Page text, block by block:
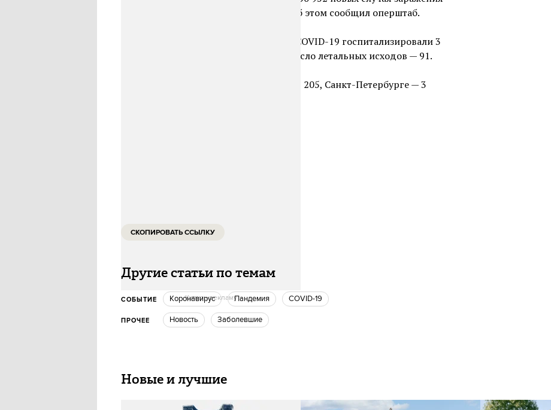
Купить рекламу
коронавирусом впервые с 11 марта. Об этом сообщил оперштаб.
По данным на пятницу, 2 сентября, с COVID-19 госпитализировали 3
726 человек, выздоровели — 37 012. Число летальных исходов — 91.
Больше всего заболевших в Москве — 6 205, Санкт-Петербурге — 3
СКОПИРОВАТЬ ССЫЛКУ
Другие статьи по темам
СОБЫТИЕ Коронавирус Пандемия COVID-19
ПРОЧЕЕ Новость Заболевшие
Новые и лучшие